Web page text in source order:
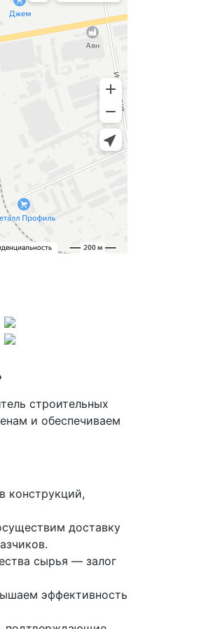
строительных
и обеспечиваем
конструкций,
доставку
сырья — залог
эффективность